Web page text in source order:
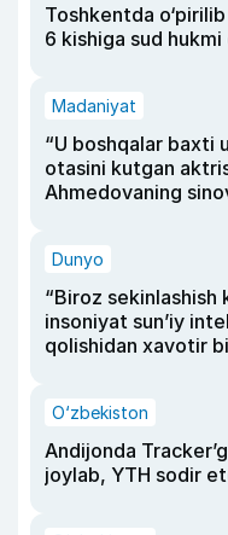
Toshkentda
6 kishiga sud hukmi
Madaniyat
“U boshqalar baxti
otasini kutgan
Ahmedovaning
Dunyo
“Biroz sekinlashish
insoniyat sun’iy
qolishidan xavotir
O‘zbekiston
Andijonda
joylab, YTH sodir